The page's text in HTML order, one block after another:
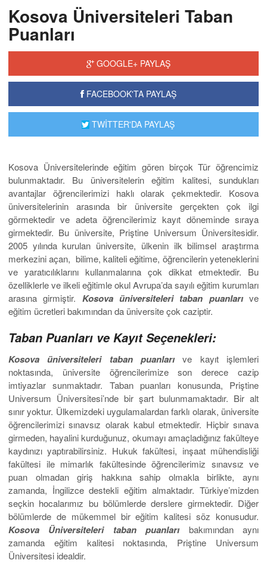
Kosova Üniversiteleri Taban
Puanları
GOOGLE+ PAYLAŞ
FACEBOOK'TA PAYLAŞ
TWİTTER'DA PAYLAŞ
Kosova Üniversitelerinde eğitim gören birçok Tür öğrencimiz
bulunmaktadır. Bu üniversitelerin eğitim kalitesi, sundukları
avantajlar öğrencilerimizi haklı olarak çekmektedir. Kosova
üniversitelerinin arasında bir üniversite gerçekten çok ilgi
görmektedir ve adeta öğrencilerimiz kayıt döneminde sıraya
girmektedir. Bu üniversite, Priştine Universum Üniversitesidir.
2005 yılında kurulan üniversite, ülkenin ilk bilimsel araştırma
merkezini açan, bilime, kaliteli eğitime, öğrencilerin yeteneklerini
ve yaratıcılıklarını kullanmalarına çok dikkat etmektedir. Bu
özelliklerle ve ilkeli eğitimle okul Avrupa’da sayılı eğitim kurumları
arasına girmiştir. Kosova üniversiteleri taban puanlarıve
eğitim ücretleri bakımından da üniversite çok caziptir.
Taban Puanları ve Kayıt Seçenekleri:
Kosova üniversiteleri taban puanlarıve kayıt işlemleri
noktasında, üniversite öğrencilerimize son derece cazip
imtiyazlar sunmaktadır. Taban puanları konusunda, Priştine
Universum Üniversitesi’nde bir şart bulunmamaktadır. Bir alt
sınır yoktur. Ülkemizdeki uygulamalardan farklı olarak, üniversite
öğrencilerimizi sınavsız olarak kabul etmektedir. Hiçbir sınava
girmeden, hayalini kurduğunuz, okumayı amaçladığınız fakülteye
kaydınızı yaptırabilirsiniz. Hukuk fakültesi, inşaat mühendisliği
fakültesi ile mimarlık fakültesinde öğrencilerimiz sınavsız ve
puan olmadan giriş hakkına sahip olmakla birlikte, aynı
zamanda, İngilizce destekli eğitim almaktadır. Türkiye’mizden
seçkin hocalarımız bu bölümlerde derslere girmektedir. Diğer
bölümlerde de mükemmel bir eğitim kalitesi söz konusudur.
Kosova Üniversiteleri taban puanları bakımından aynı
zamanda eğitim kalitesi noktasında, Priştine Universum
Üniversitesi idealdir.